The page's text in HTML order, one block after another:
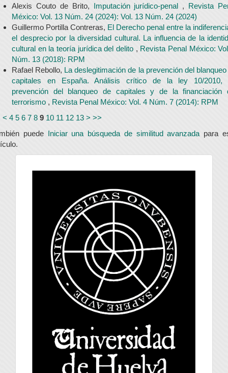
Alexis Couto de Brito, Imputación jurídico-penal , Revista
México: Vol. 13 Núm. 24 (2024): Vol. 13 Núm. 24 (2024)
Guillermo Portilla Contreras, El Derecho penal entre la
el desprecio por la diversidad cultural. La influencia de la
cultural en la teoría jurídica del delito , Revista Penal México:
Núm. 13 (2018): RPM
Rafael Rebollo, La deslegitimación de la prevención del blanqueo
capitales en España. Análisis crítico de la ley 10/2010,
prevención del blanqueo de capitales y de la financiación
terrorismo , Revista Penal México: Vol. 4 Núm. 7 (2014): RPM
< 4 5 6 7 8 9 10 11 12 13 > >>
puede Iniciar una búsqueda de similitud avanzada para
universidad